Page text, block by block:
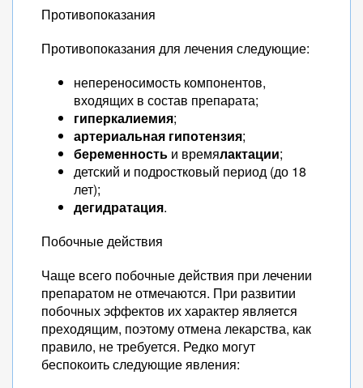
Противопоказания
Противопоказания для лечения следующие:
непереносимость компонентов,
входящих в состав препарата;
гиперкалиемия;
артериальная гипотензия;
беременность и времялактации;
детский и подростковый период (до 18
лет);
дегидратация.
Побочные действия
Чаще всего побочные действия при лечении
препаратом не отмечаются. При развитии
побочных эффектов их характер является
преходящим, поэтому отмена лекарства, как
правило, не требуется. Редко могут
беспокоить следующие явления: